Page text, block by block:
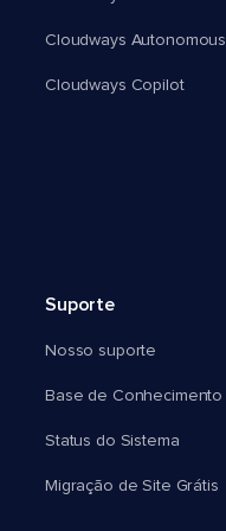
Cloudways Autonomous
Cloudways Copilot
Suporte
Nosso suporte
Base de Conhecimento
Status do Sistema
Migração de Site Grátis